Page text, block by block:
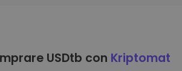
USDtb con Kriptomat